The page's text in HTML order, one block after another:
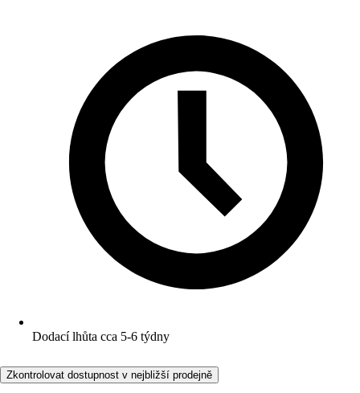
Dodací lhůta cca 5-6 týdny
Zkontrolovat dostupnost v nejbližší prodejně